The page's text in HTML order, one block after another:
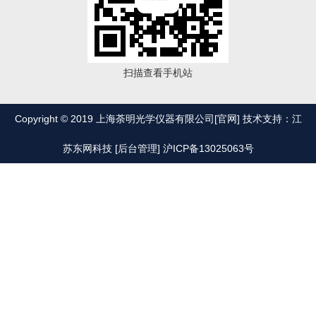
扫描查看手机站
Copyright © 2019 上海荼明光学仪器有限公司[官网] 技术支持：江
苏东网科技 [后台管理] 沪ICP备13025063号